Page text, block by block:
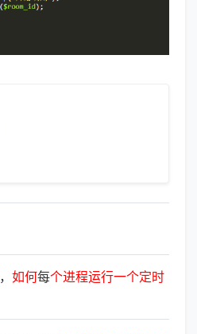
， 如何每个进程运行一个定时